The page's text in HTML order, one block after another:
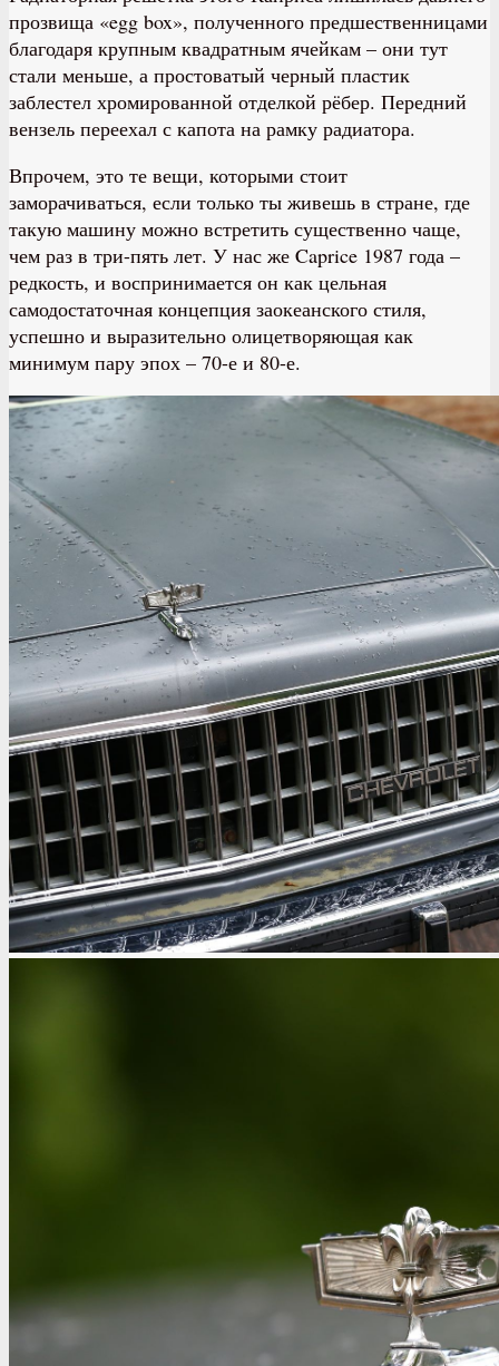
прозвища «egg box», полученного предшественницами
благодаря крупным квадратным ячейкам – они тут
стали меньше, а простоватый черный пластик
заблестел хромированной отделкой рёбер. Передний
вензель переехал с капота на рамку радиатора.
Впрочем, это те вещи, которыми стоит
заморачиваться, если только ты живешь в стране, где
такую машину можно встретить существенно чаще,
чем раз в три-пять лет. У нас же Caprice 1987 года –
редкость, и воспринимается он как цельная
самодостаточная концепция заокеанского стиля,
успешно и выразительно олицетворяющая как
минимум пару эпох – 70-е и 80-е.